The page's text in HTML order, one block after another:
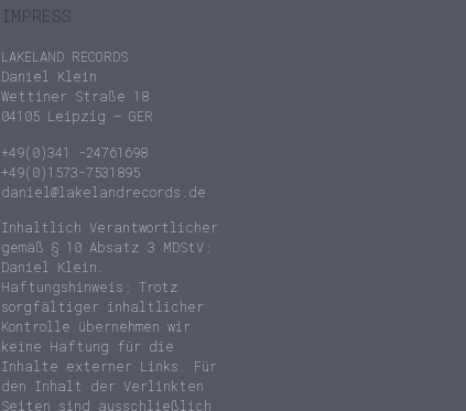
IMPRESS
LAKELAND RECORDS
Daniel Klein
Wettiner Straße 18
04105 Leipzig – GER
+49(0)341 -24761698
+49(0)1573-7531895
daniel@lakelandrecords.de
Inhaltlich Verantwortlicher
gemäß § 10 Absatz 3 MDStV:
Daniel Klein.
Haftungshinweis: Trotz
sorgfältiger inhaltlicher
Kontrolle übernehmen wir
keine Haftung für die
Inhalte externer Links. Für
den Inhalt der Verlinkten
Seiten sind ausschließlich